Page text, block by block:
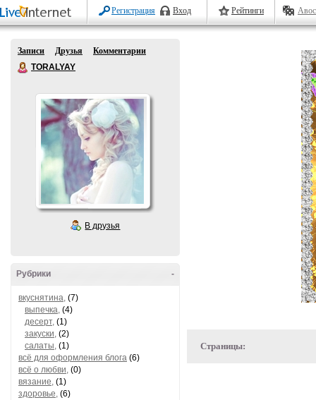
Регистрация Вход Рейтинги
Записи Друзья
Комментарии
TORALYAY
В друзья
-
Рубрики
вкуснятина, (7)
выпечка, (4)
десерт, (1)
закуски, (2)
салаты, (1)
всё для оформления блога (6)
всё о любви, (0)
вязание, (1)
здоровье, (6)
Страницы: